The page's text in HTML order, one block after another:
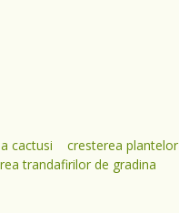
cactusi cresterea plantelor
trandafirilor de gradina